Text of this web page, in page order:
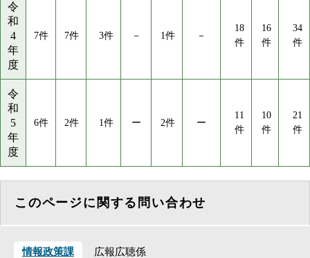
令
和
4
年
度
7件 7件 3件 － 1件 －
18
件
16
件
34
件
令
和
5
年
度
6件 2件 1件 ー 2件 ー
11
件
10
件
21
件
このページに関する問い合わせ
情報政策課 広報広聴係